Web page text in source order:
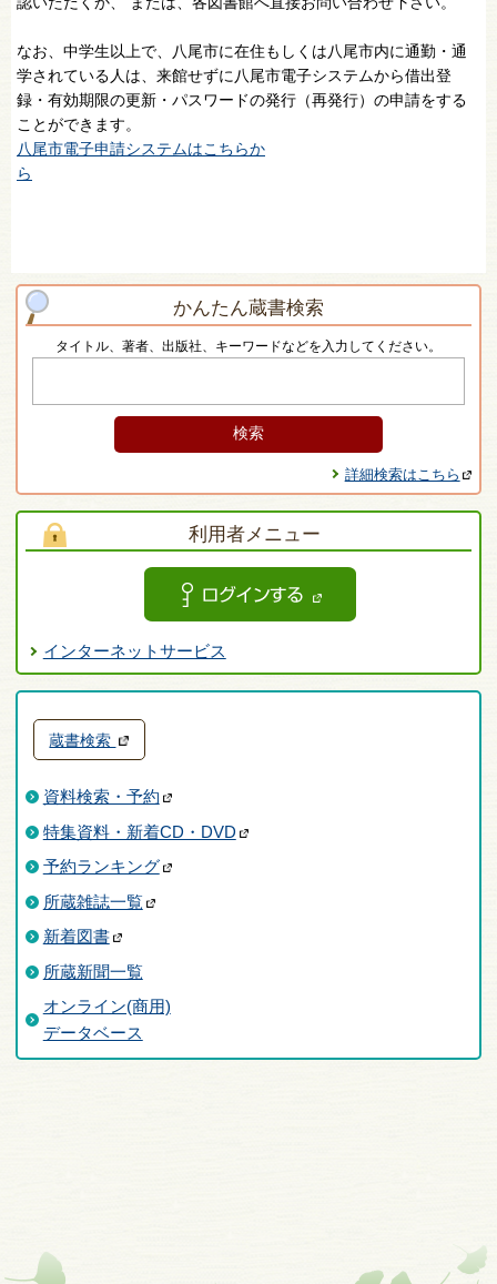
かんたん蔵書検索
タイトル、著者、出版社、キーワードなどを入力してください。
詳細検索はこちら
利用者メニュー
インターネットサービス
蔵書検索
資料検索・予約
特集資料・新着CD・DVD
予約ランキング
所蔵雑誌一覧
新着図書
所蔵新聞一覧
オンライン(商用)
データベース
なお、中学生以上で、八尾市に在住もしくは八尾市内に通勤・通
学されている人は、来館せずに八尾市電子システムから借出登
録・有効期限の更新・パスワードの発行（再発行）の申請をする
ことができます。
八尾市電子申請システムはこちらか
ら